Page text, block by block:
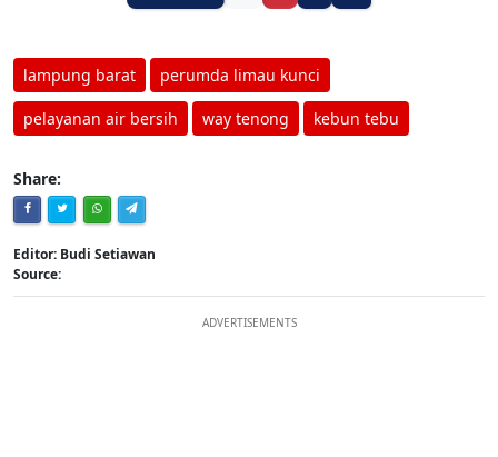
lampung barat perumda limau kunci
pelayanan air bersih way tenong kebun tebu
Share:
Editor: Budi Setiawan
Source:
ADVERTISEMENTS